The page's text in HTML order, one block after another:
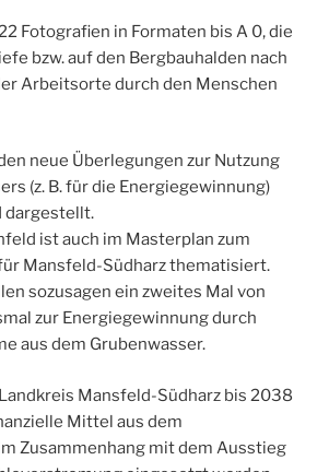
Fotografien in Formaten bis A 0, die
bzw. auf den Bergbauhalden nach
Arbeitsorte durch den Menschen
neue Überlegungen zur Nutzung
(z. B. für die Energiegewinnung)
dargestellt.
ist auch im Masterplan zum
Mansfeld-Südharz thematisiert.
sozusagen ein zweites Mal von
zur Energiegewinnung durch
aus dem Grubenwasser.
Mansfeld-Südharz bis 2038
Mittel aus dem
Zusammenhang mit dem Ausstieg